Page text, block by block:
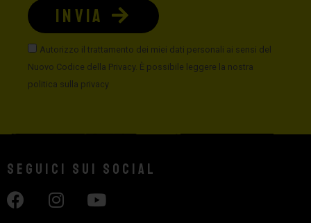
Autorizzo il trattamento dei miei dati personali ai sensi del
Nuovo Codice della Privacy. È possibile leggere la nostra
politica sulla privacy
INVIA
Seguici sui social